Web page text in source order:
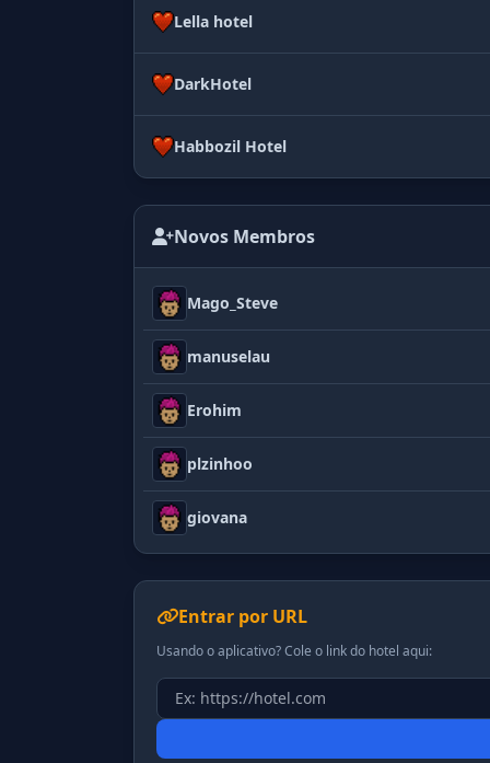
Lella hotel
DarkHotel
Habbozil Hotel
Novos Membros
Mago_Steve
manuselau
Erohim
plzinhoo
giovana
Entrar por URL
Usando o aplicativo? Cole o link do hotel aqui: